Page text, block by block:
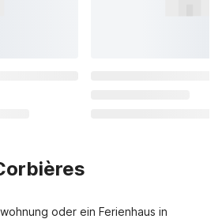
oder ein Ferienhaus in